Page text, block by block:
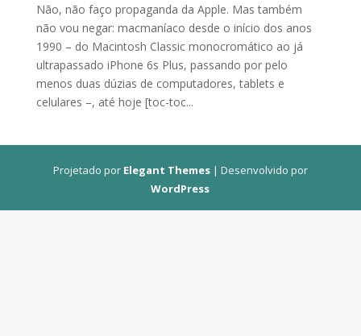
Não, não faço propaganda da Apple. Mas também
não vou negar: macmaníaco desde o início dos anos
1990 – do Macintosh Classic monocromático ao já
ultrapassado iPhone 6s Plus, passando por pelo
menos duas dúzias de computadores, tablets e
celulares –, até hoje [toc-toc...
Projetado por Elegant Themes| Desenvolvido por
WordPress